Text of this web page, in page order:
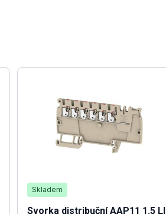
Skladem
Svorka distribuční AAP11 1.5 LI